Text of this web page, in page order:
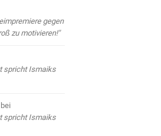
gegen
zu motivieren!"
spricht Ismaiks
bei
spricht Ismaiks